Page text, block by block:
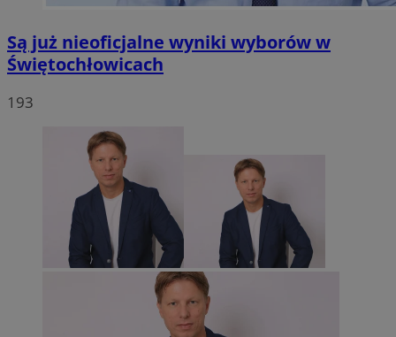
Są już nieoficjalne wyniki wyborów w
Świętochłowicach
193